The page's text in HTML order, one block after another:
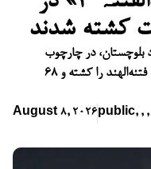
بلوچستان، در چارچوب
عملیات «ردّالفتنہ ۳»، ۳ تروریست وابسته به فتنه‌الهند را کشته و ۶۸
August 8, 2026 public, , ,